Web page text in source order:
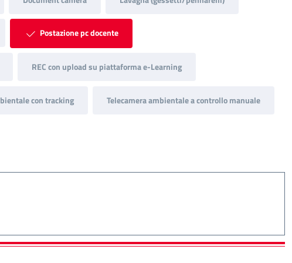
Postazione pc docente
REC con upload su piattaforma e-Learning
con tracking Telecamera ambientale a controllo manuale